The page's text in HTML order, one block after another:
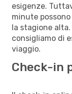
esigenze.
minute
la stagione
consigliamo di
viaggio.
Check-in